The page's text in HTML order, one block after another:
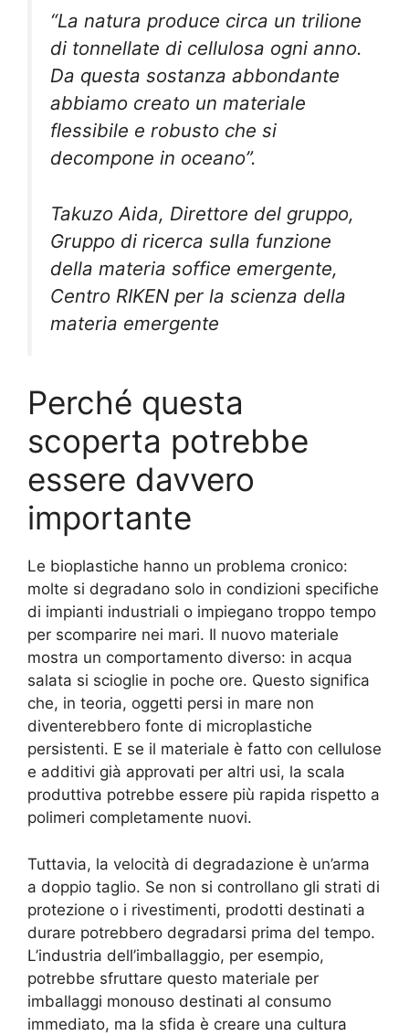
“La natura produce circa un trilione
di tonnellate di cellulosa ogni anno.
Da questa sostanza abbondante
abbiamo creato un materiale
flessibile e robusto che si
decompone in oceano”.
Takuzo Aida, Direttore del gruppo,
Gruppo di ricerca sulla funzione
della materia soffice emergente,
Centro RIKEN per la scienza della
materia emergente
Perché questa
scoperta potrebbe
essere davvero
importante
Le bioplastiche hanno un problema cronico:
molte si degradano solo in condizioni specifiche
di impianti industriali o impiegano troppo tempo
per scomparire nei mari. Il nuovo materiale
mostra un comportamento diverso: in acqua
salata si scioglie in poche ore. Questo significa
che, in teoria, oggetti persi in mare non
diventerebbero fonte di microplastiche
persistenti. E se il materiale è fatto con cellulose
e additivi già approvati per altri usi, la scala
produttiva potrebbe essere più rapida rispetto a
polimeri completamente nuovi.
Tuttavia, la velocità di degradazione è un’arma
a doppio taglio. Se non si controllano gli strati di
protezione o i rivestimenti, prodotti destinati a
durare potrebbero degradarsi prima del tempo.
L’industria dell’imballaggio, per esempio,
potrebbe sfruttare questo materiale per
imballaggi monouso destinati al consumo
immediato, ma la sfida è creare una cultura